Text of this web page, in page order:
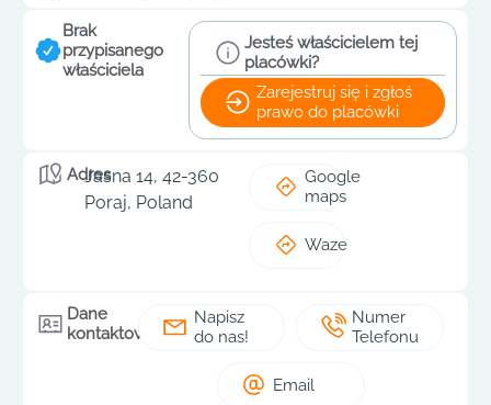
Brak
przypisanego
właściciela
Jesteś właścicielem tej
placówki?
Zarejestruj się i zgłoś
prawo do placówki
Adres
Jasna 14, 42-360
Poraj, Poland
Google
maps
Waze
Dane
kontaktowe
Napisz
do nas!
Numer
Telefonu
Email